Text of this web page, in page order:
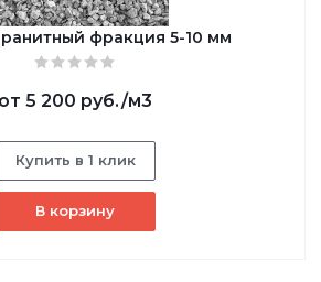
фракция 5-10 мм
от 5 200 руб./м3
Купить в 1 клик
В корзину